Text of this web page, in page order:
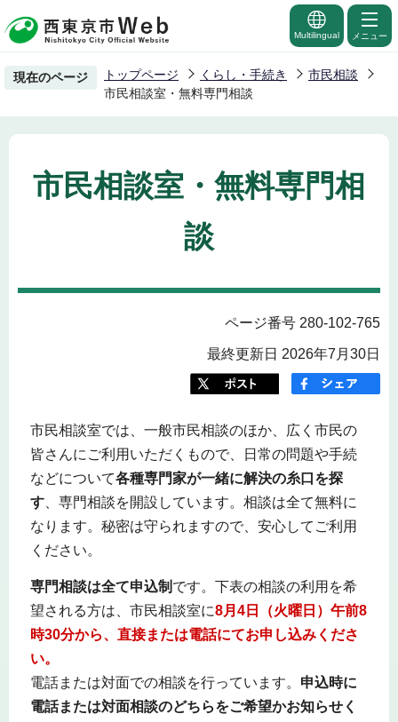
の
ー
Multilingual メニュー
現在のページ トップページ くらし・手続き
市民相談
市民相談室・無料専門相談
市民相談室・無料専門相
談
ページ番号 280-102-765
最終更新日 2026年7月30日
市民相談室では、一般市民相談のほか、広く市民の
皆さんにご利用いただくもので、日常の問題や手続
などについて各種専門家が一緒に解決の糸口を探
す、専門相談を開設しています。相談は全て無料に
なります。秘密は守られますので、安心してご利用
ください。
専門相談は全て申込制 です。下表の相談の利用を希
望される方は、市民相談室に8月4日（火曜日） 午前8
時30分から、直接または電話にてお申し込みくださ
い。
電話または対面での相談を行っています。 申込時に
電話または対面相談のどちらをご希望かお知らせく